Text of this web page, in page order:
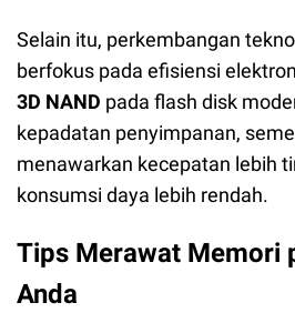
Selain itu, perkembangan
berfokus pada efisiensi
3D NAND pada flash disk
kepadatan penyimpanan,
menawarkan kecepatan lebih
konsumsi daya lebih rendah.
Tips Merawat Memori
Anda